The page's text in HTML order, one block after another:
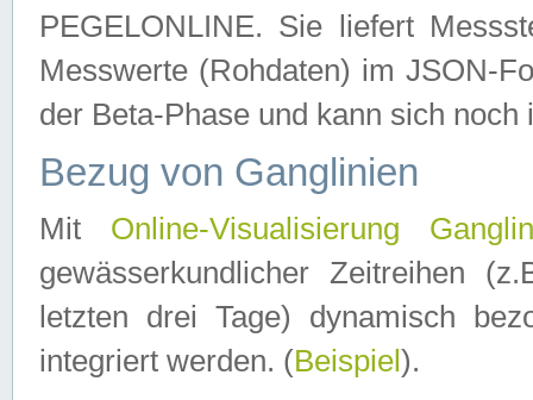
PEGELONLINE. Sie liefert
Messwerte (Rohdaten) im JSON-
der Beta-Phase und kann sich noch
Bezug von Ganglinien
Mit Online-Visualisierung
gewässerkundlicher Zeitreihen
letzten drei Tage) dynamisch
integriert werden. (Beispiel ).